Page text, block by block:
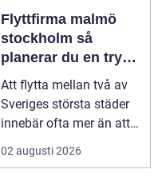
Flyttfirma malmö
stockholm så
planerar du en trygg
flytt mellan städerna
Att flytta mellan två av
Sveriges största städer
innebär ofta mer än att
bara bära kartonger.
Många ska samordna
02 augusti 2026